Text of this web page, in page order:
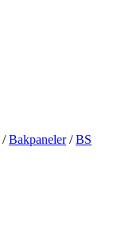
/Bakpaneler/BS